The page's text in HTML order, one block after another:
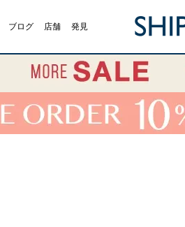
ブログ 店舗 発見